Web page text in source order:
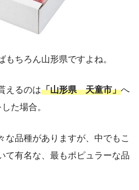
もちろん山形県ですよね。
えるのは「山形県 天童市」へ
た場合。
な品種がありますが、中でもこ
て有名な、最もポピュラーな品